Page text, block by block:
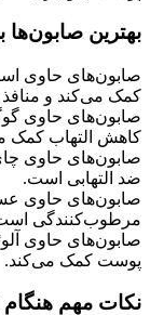
بهترین
صابون‌های حاوی
کمک می‌کند و منافذ
صابون‌های حاوی
کاهش التهاب کمک
صابون‌های حاوی
ضد التهابی است.
صابون‌های حاوی
مرطوب‌کنندگی
صابون‌های حاوی
پوست کمک می‌کند.
نکات مهم